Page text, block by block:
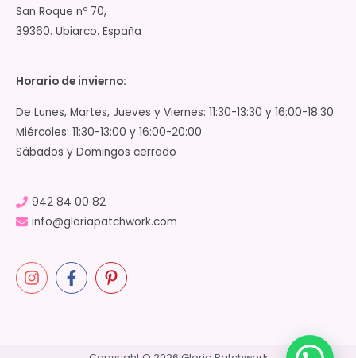
San Roque nº 70,
39360. Ubiarco. España
Horario de invierno:
De Lunes, Martes, Jueves y Viernes: 11:30-13:30 y 16:00-18:30
Miércoles: 11:30-13:00 y 16:00-20:00
Sábados y Domingos cerrado
942 84 00 82
info@gloriapatchwork.com